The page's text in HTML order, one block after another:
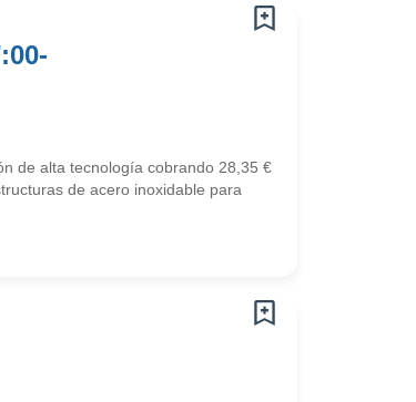
de alta tecnología cobrando 28,35 €
de acero inoxidable para